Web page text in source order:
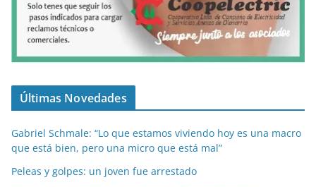
Últimas Novedades
Gabriel Schmale: “Lo que estamos viviendo hoy es una macro
que está bien, pero una micro que está mal”
Peleas y golpes: un joven fue arrestado